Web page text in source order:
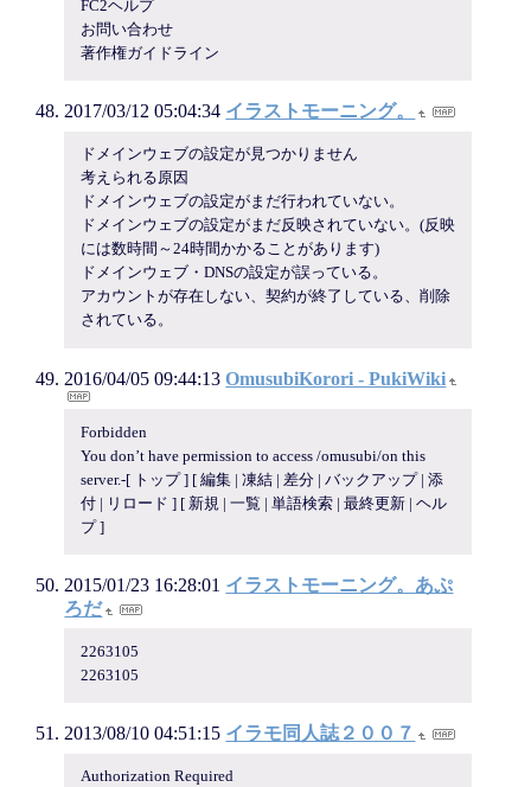
FC2ヘルプ
お問い合わせ
著作権ガイドライン
2017/03/12 05:04:34 イラストモーニング。
ドメインウェブの設定が見つかりません
考えられる原因
ドメインウェブの設定がまだ行われていない。
ドメインウェブの設定がまだ反映されていない。(反映
には数時間～24時間かかることがあります)
ドメインウェブ・DNSの設定が誤っている。
アカウントが存在しない、契約が終了している、削除
されている。
2016/04/05 09:44:13 OmusubiKorori - PukiWiki
Forbidden
You don’t have permission to access /omusubi/on this
server.-[ トップ ] [ 編集 | 凍結 | 差分 | バックアップ | 添
付 | リロード ] [ 新規 | 一覧 | 単語検索 | 最終更新 | ヘル
プ ]
2015/01/23 16:28:01 イラストモーニング。あぷ
ろだ
2263105
2263105
2013/08/10 04:51:15 イラモ同人誌２００７
Authorization Required